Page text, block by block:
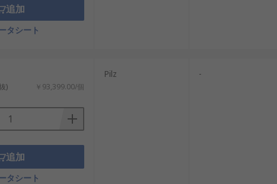
。停電時にも扉を保持したい場合や、安
すいタイプです。扉の反力や機械的な負
るタイプです。非常時の脱出や保守作業
、洗浄作業に配慮したタイプです。食品
追加
タシート
) ￥93,399.00/個
追加
タシート
Pilz -